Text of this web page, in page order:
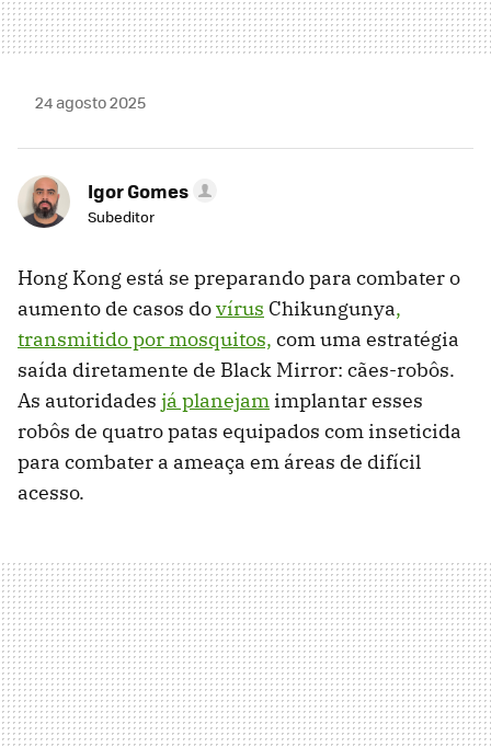
24 agosto 2025
Igor Gomes
Subeditor
Hong Kong está se preparando para combater o
aumento de casos dovírus Chikungunya,
transmitido por mosquitos, com uma estratégia
saída diretamente de Black Mirror: cães-robôs.
As autoridades já planejam implantar esses
robôs de quatro patas equipados com inseticida
para combater a ameaça em áreas de difícil
acesso.